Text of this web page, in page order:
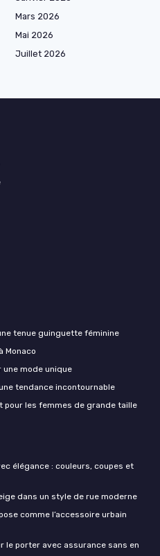
Mars 2026
Mai 2026
Juillet 2026
tenue guinguette féminine
Monaco
une mode unique
tendance incontournable
pour les femmes de grande taille
élégance : couleurs, coupes et
dans un style de rue moderne
comme l’accessoire urbain
le porter avec assurance sans en